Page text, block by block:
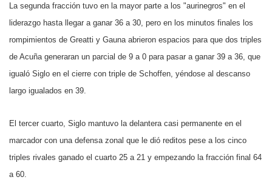
La segunda fracción tuvo en la mayor parte a los "aurinegros" en el
liderazgo hasta llegar a ganar 36 a 30, pero en los minutos finales los
rompimientos de Greatti y Gauna abrieron espacios para que dos triples
de Acuña generaran un parcial de 9 a 0 para pasar a ganar 39 a 36, que
igualó Siglo en el cierre con triple de Schoffen, yéndose al descanso
largo igualados en 39.
El tercer cuarto, Siglo mantuvo la delantera casi permanente en el
marcador con una defensa zonal que le dió reditos pese a los cinco
triples rivales ganado el cuarto 25 a 21 y empezando la fracción final 64
a 60.